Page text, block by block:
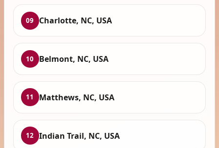
09 Charlotte, NC, USA
10 Belmont, NC, USA
11 Matthews, NC, USA
12 Indian Trail, NC, USA